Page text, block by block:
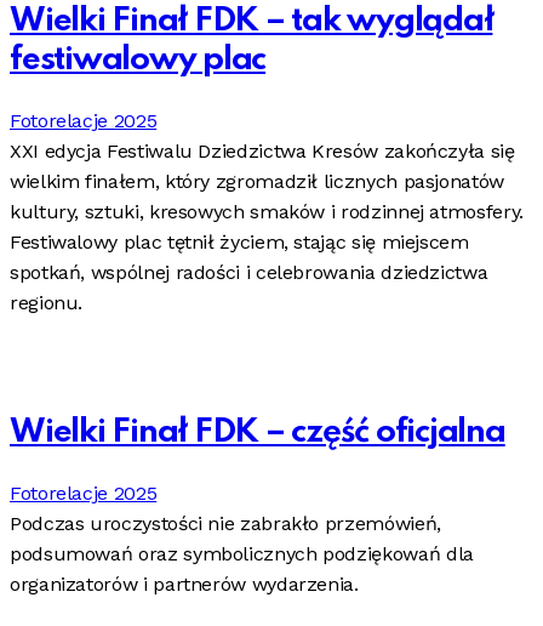
Wielki Finał FDK – tak wyglądał
festiwalowy plac
Fotorelacje 2025
XXI edycja Festiwalu Dziedzictwa Kresów zakończyła się
wielkim finałem, który zgromadził licznych pasjonatów
kultury, sztuki, kresowych smaków i rodzinnej atmosfery.
Festiwalowy plac tętnił życiem, stając się miejscem
spotkań, wspólnej radości i celebrowania dziedzictwa
regionu.
Wielki Finał FDK – część oficjalna
Fotorelacje 2025
Podczas uroczystości nie zabrakło przemówień,
podsumowań oraz symbolicznych podziękowań dla
organizatorów i partnerów wydarzenia.